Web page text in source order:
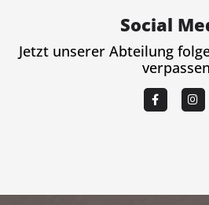
Social
Jetzt unserer Abteilung
verpassen